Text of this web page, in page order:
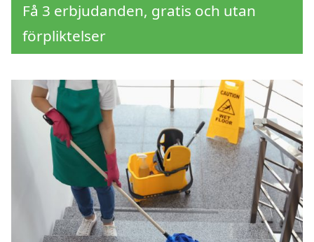
Få 3 erbjudanden, gratis och utan
förpliktelser